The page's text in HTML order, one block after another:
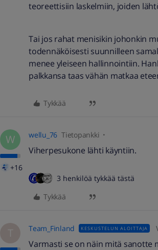
teoreettisiin laskelmiin, joiden
Tai jos rahat menisikin johonkin
todennäköisesti suunnilleen
menee yleiseen hallinnointiin.
palkkansa taas vähän matkaa
Tykkää
W
+16
wellu_76 Tietopankki
Viherpesukone lähti käyntiin.
3 henkilöä tykkää tästä
Tykkää
T Team_Finland KESKUSTELUN ALOITTAJA
Varmasti se on näin mitä sanotte